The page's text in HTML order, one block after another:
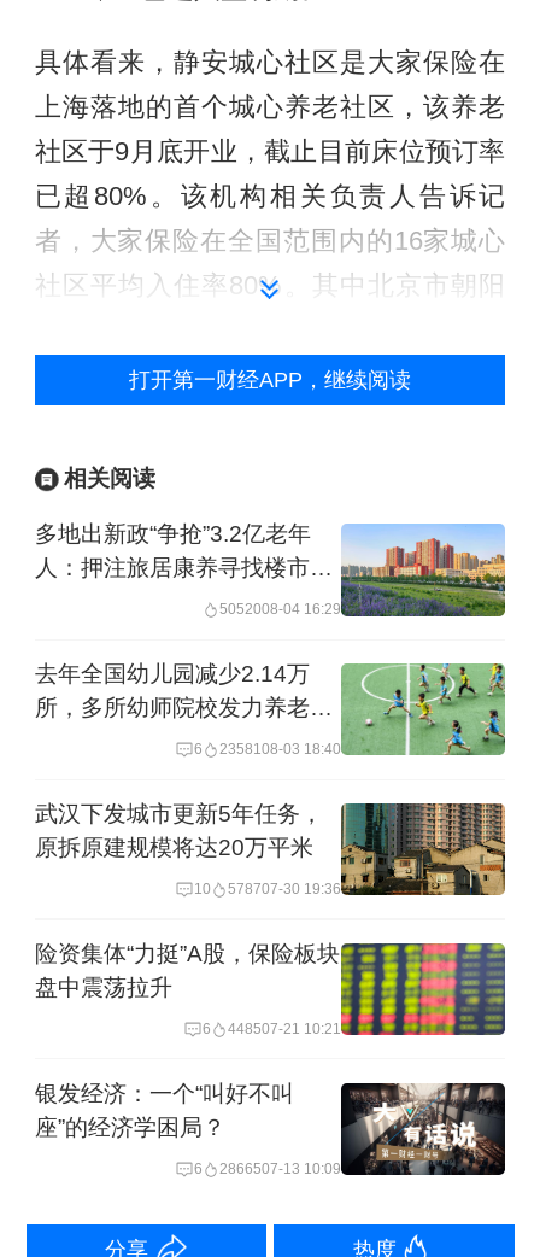
具体看来，静安城心社区是大家保险在
上海落地的首个城心养老社区，该养老
社区于9月底开业，截止目前床位预订率
已超80%。该机构相关负责人告诉记
者，大家保险在全国范围内的16家城心
社区平均入住率80%。其中北京市朝阳
的快速提升，该项目在2023年实现利润
同样，泰康保险投资建设的上海部分养
老社区项目也因入住率增长，而早于预
期实现盈利；以及，中国太保旗下高品
质养老社区太保家园，截至2025年上半
年已有10个投入运营，其中，南京、上
海普陀两家社区入住率超90%。
提升的关键。该人士称，“重资产”模式
下，险企自主投资、开发并运营社区，
沉淀；以租赁为主的“轻资产”则大幅压缩
前期投入，聚焦“重服务”输出。眼下，险
区稀缺地块，用区位换流量，用流量换
融资。
多家险企养老社区相关负责人也提到，
打开第一财经APP，继续阅读
相关阅读
多地出新政“争抢”3.2亿老年
人：押注旅居康养寻找楼市新
5052008-04 16:29
去年全国幼儿园减少2.14万
所，多所幼师院校发力养老赛
6 2358108-03 18:40
武汉下发城市更新5年任务，
原拆原建规模将达20万平米
10 578707-30 19:36
险资集体“力挺”A股，保险板块
盘中震荡拉升
6 448507-21 10:21
银发经济：一个“叫好不叫
座”的经济学困局？
6 2866507-13 10:09
分享 热度